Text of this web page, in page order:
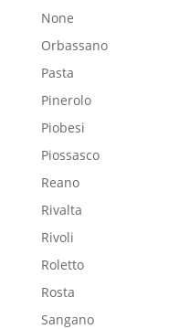
None
Orbassano
Pasta
Pinerolo
Piobesi
Piossasco
Reano
Rivalta
Rivoli
Roletto
Rosta
Sangano